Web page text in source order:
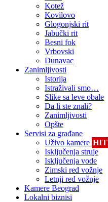
Kotež
Kovilovo
Glogonjski rit
Jabučki rit
Besni fok
Vrbovski
Dunavac
Zanimljivosti
Istorija
Istraživali smo…
Slike sa leve obale
Da li ste znali?
Zanimljivosti
Opšte
Servisi za građane
Uživo kamere HIT
Isključenja struje
Isključenja vode
Zimski red vožnje
Letnji red vožnje
Kamere Beograd
Lokalni biznisi